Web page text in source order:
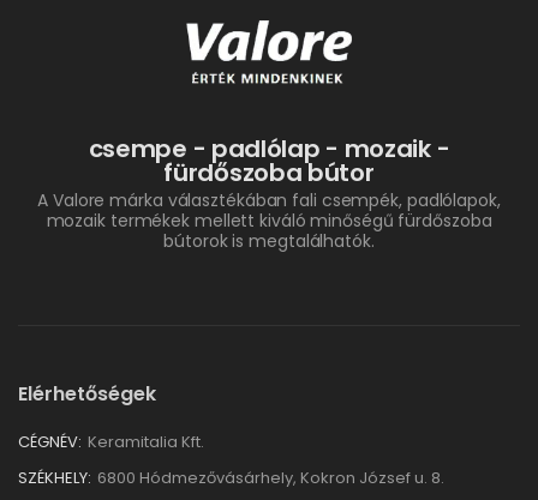
csempe - padlólap - mozaik -
fürdőszoba bútor
A Valore márka választékában fali csempék, padlólapok,
mozaik termékek mellett kiváló minőségű fürdőszoba
bútorok is megtalálhatók.
Elérhetőségek
CÉGNÉV: Keramitalia Kft.
SZÉKHELY: 6800 Hódmezővásárhely, Kokron József u. 8.